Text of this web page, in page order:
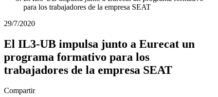
para los trabajadores de la empresa SEAT
29/7/2020
El IL3-UB impulsa junto a Eurecat un
programa formativo para los
trabajadores de la empresa SEAT
Compartir